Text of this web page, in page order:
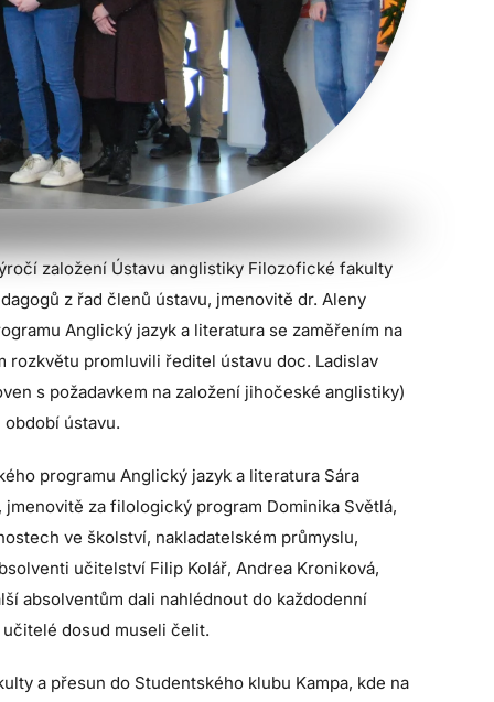
založení Ústavu anglistiky Filozofické fakulty
z řad členů ústavu, jmenovitě dr. Aleny
Anglický jazyk a literatura se zaměřením na
rozkvětu promluvili ředitel ústavu doc. Ladislav
s požadavkem na založení jihočeské anglistiky)
ústavu.
programu Anglický jazyk a literatura Sára
za filologický program Dominika Světlá,
ve školství, nakladatelském průmyslu,
učitelství Filip Kolář, Andrea Kroniková,
absolventům dali nahlédnout do každodenní
dosud museli čelit.
a přesun do Studentského klubu Kampa, kde na